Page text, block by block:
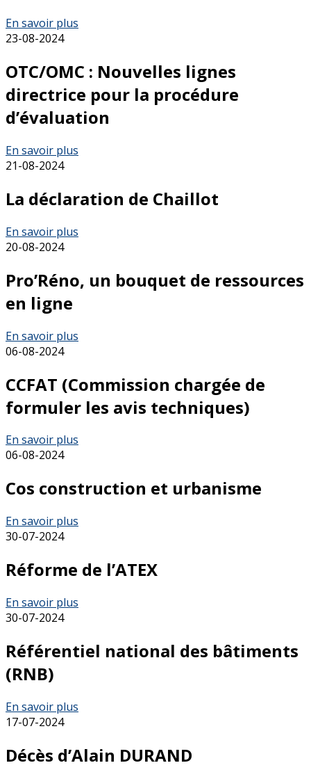
En savoir plus
23-08-2024
OTC/OMC : Nouvelles lignes
directrice pour la procédure
d’évaluation
En savoir plus
21-08-2024
La déclaration de Chaillot
En savoir plus
20-08-2024
Pro’Réno, un bouquet de ressources
en ligne
En savoir plus
06-08-2024
CCFAT (Commission chargée de
formuler les avis techniques)
En savoir plus
06-08-2024
Cos construction et urbanisme
En savoir plus
30-07-2024
Réforme de l’ATEX
En savoir plus
30-07-2024
Référentiel national des bâtiments
(RNB)
En savoir plus
17-07-2024
Décès d’Alain DURAND